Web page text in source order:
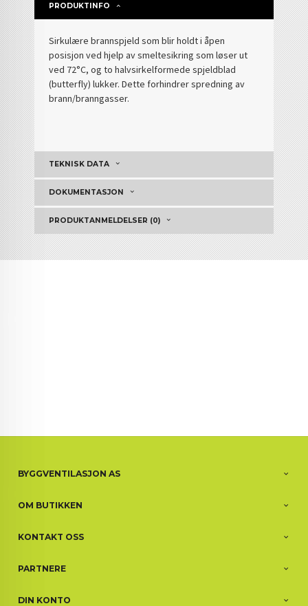
PRODUKTINFO
Sirkulære brannspjeld som blir holdt i åpen
posisjon ved hjelp av smeltesikring som løser ut
ved 72°C, og to halvsirkelformede spjeldblad
(butterfly) lukker. Dette forhindrer spredning av
brann/branngasser.
TEKNISK DATA
DOKUMENTASJON
PRODUKTANMELDELSER (0)
BYGGVENTILASJON AS
OM BUTIKKEN
KONTAKT OSS
PARTNERE
DIN KONTO